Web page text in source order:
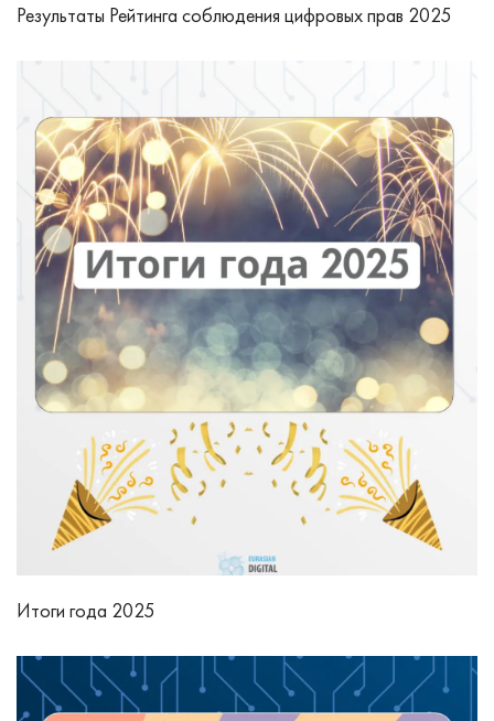
Результаты Рейтинга соблюдения цифровых прав 2025
Итоги года 2025